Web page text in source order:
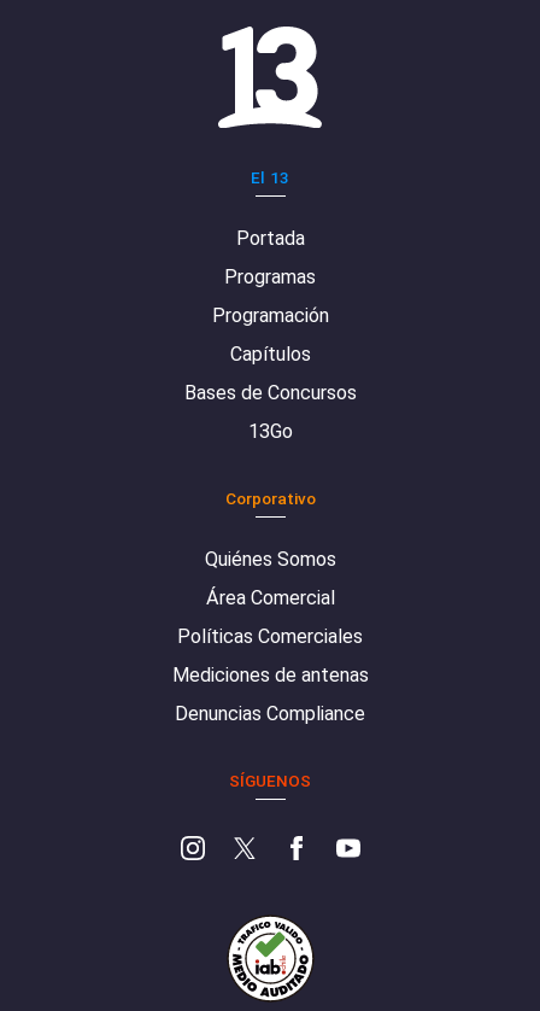
El 13
Portada
Programas
Programación
Capítulos
Bases de Concursos
13Go
Corporativo
Quiénes Somos
Área Comercial
Políticas Comerciales
Mediciones de antenas
Denuncias Compliance
SÍGUENOS